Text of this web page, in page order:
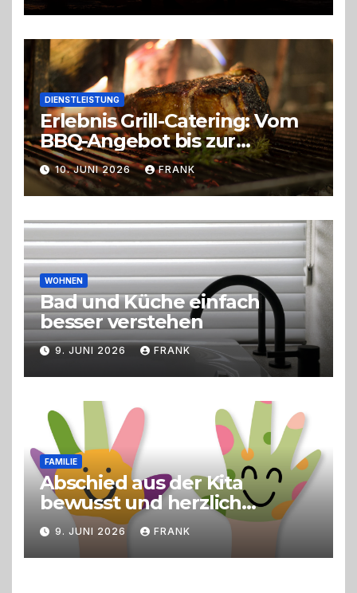
DIENSTLEISTUNG
Erlebnis Grill-Catering: Vom
BBQ-Angebot bis zur
perfekten Eventorganisation
Trend zu Outdoor-Events,
Erlebnisgastronomie und
Live-Cooking
10. JUNI 2026 FRANK
WOHNEN
Bad und Küche einfach
besser verstehen
9. JUNI 2026 FRANK
FAMILIE
Abschied aus der Kita
bewusst und herzlich
gestalten
9. JUNI 2026 FRANK